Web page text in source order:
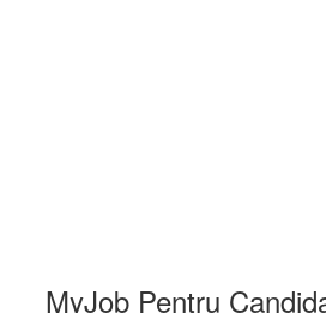
MyJob Pentru